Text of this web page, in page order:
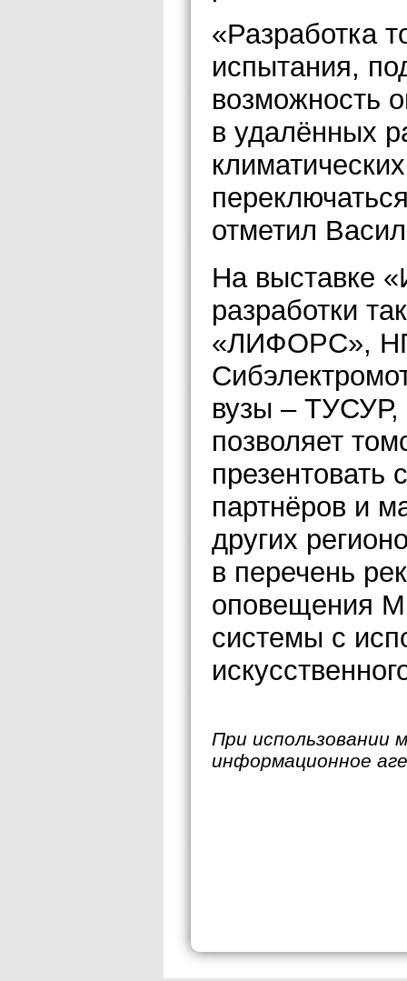
«Разработка
испытания,
возможность
в удалённых
отметил
На выставке
разработки
«ЛИФОРС»,
вузы – ТУСУР,
позволяет
презентовать
партнёров и
других
в перечень
оповещения
системы с
При использовании
информационное